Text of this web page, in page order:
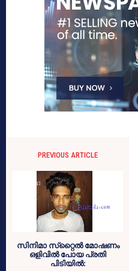
PREVIOUS ARTICLE
സിനിമാ സ്‌റ്റൈല്‍ മോഷണം
ഒളിവില്‍ പോയ പ്രതി
പിടിയില്‍: